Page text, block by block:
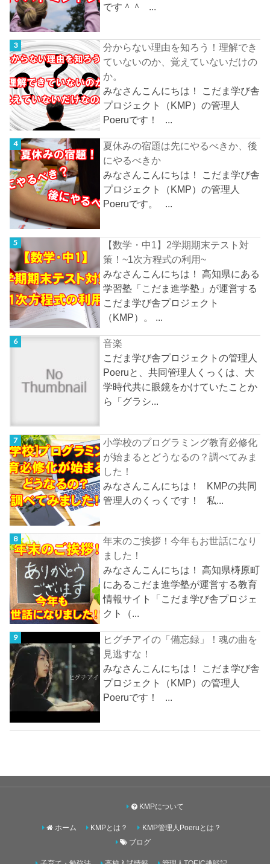
です＾＾ ...
分からない理由を知ろう！理解でき
ていないのか、覚えていないだけの
か。
みなさんこんにちは！ こだま学び舎
プロジェクト（KMP）の管理人
Poeruです！ ...
夏休みの宿題は先にやるべきか、後
にやるべきか
みなさんこんにちは！ こだま学び舎
プロジェクト（KMP）の管理人
Poeruです。 ...
【数学・中1】2学期期末テスト対
策！~1次方程式の利用~
みなさんこんにちは！ 高知県にある
学習塾「こだま進学塾」が運営する
こだま学び舎プロジェクト
（KMP）。 ...
音楽
こだま学び舎プロジェクトの管理人
Poeruと、共同管理人くっくは、大
学時代共に眼鏡をかけていたことか
ら「グラシ...
小学校のプログラミング教育必修化
が始まるとどうなるの？調べてみま
した！
みなさんこんにちは！ KMPの共同
管理人のくっくです！ 私...
年末のご挨拶！今年もお世話になり
ました！
みなさんこんにちは！ 高知県梼原町
にあるこだま進学塾が運営する教育
情報サイト「こだま学び舎プロジェ
クト（...
ヒグチアイの「備忘録」！魂の曲を
見逃すな！
みなさんこんにちは！ こだま学び舎
プロジェクト（KMP）の管理人
Poeruです！ ...
ホーム
KMPについて
KMPとは？
KMP管理人Poeruとは？
ブログ